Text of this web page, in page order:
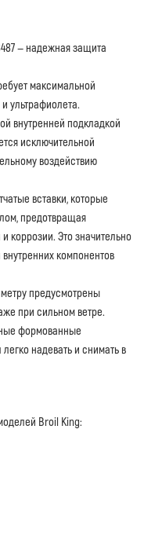
— надежная защита
максимальной
ультрафиолета.
внутренней подкладкой
исключительной
воздействию
вставки, которые
предотвращая
коррозии. Это значительно
компонентов
предусмотрены
при сильном ветре.
формованные
надевать и снимать в
Broil King: